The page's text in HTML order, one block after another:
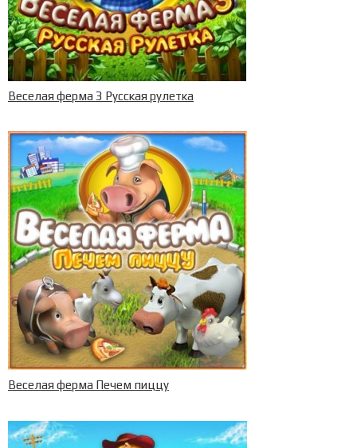
Веселая ферма 3 Русская рулетка
Веселая ферма Печем пиццу